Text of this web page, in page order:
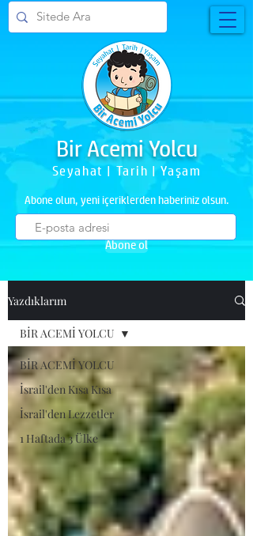
Bir Acemi Yolcu
Seyahat | Tarih | Yaşam
Abone olun, yeni içeriklerden haberiniz olsun.
Abone ol
Yazdıklarım
BİR ACEMİ YOLCU
İsrail'den Kısa Kısa
İsrail'den Lezzetler
1 Haftada 3 Ülke
BİR ACEMİ YOLCU